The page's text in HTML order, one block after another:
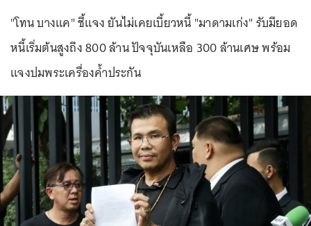
"โทน บางแค" ชี้แจง ยันไม่เคยเบี้ยวหนี้ "มาดามเก่ง" รับมียอด
หนี้เริ่มต้นสูงถึง 800 ล้าน ปัจจุบันเหลือ 300 ล้านเศษ พร้อม
แจงปมพระเครื่องค้ำประกัน